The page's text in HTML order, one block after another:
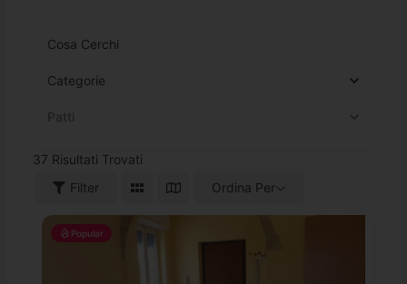
Cosa Cerchi
Categorie
37 Risultati Trovati
Filter
Ordina Per
Popular